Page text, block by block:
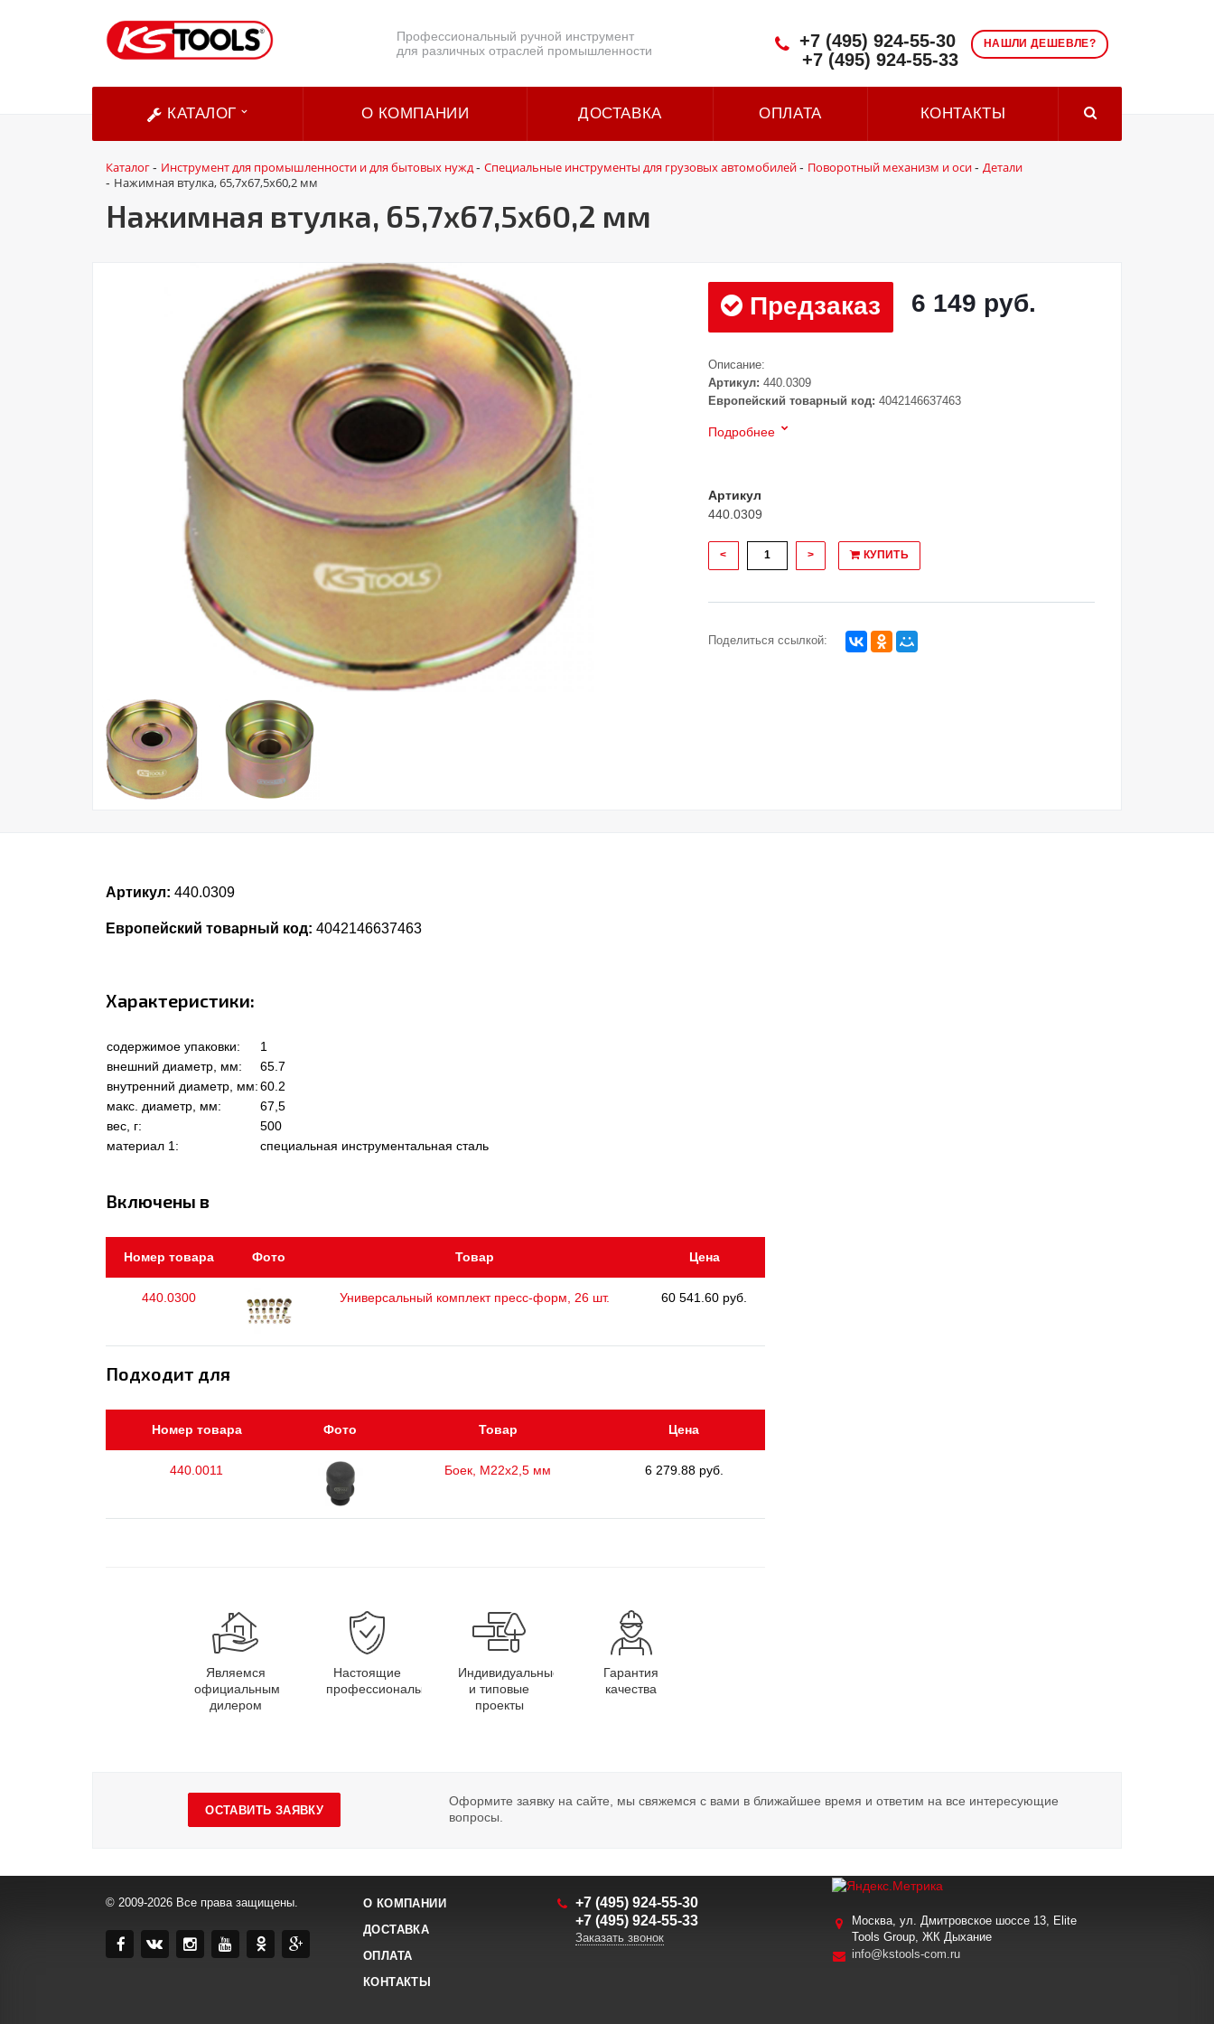
Профессиональный ручной инструмент
для различных отраслей промышленности
НАШЛИ ДЕШЕВЛЕ?
+7 (495) 924-55-30
+7 (495) 924-55-33
КАТАЛОГ О КОМПАНИИ ДОСТАВКА ОПЛАТА КОНТАКТЫ
Каталог- Инструмент для промышленности и для бытовых нужд- Специальные инструменты для грузовых автомобилей- Поворотный механизм и оси- Детали
- Нажимная втулка, 65,7x67,5x60,2 мм
Нажимная втулка, 65,7x67,5x60,2 мм
Предзаказ 6 149 руб.
Описание:
Артикул: 440.0309
Европейский товарный код: 4042146637463
Подробнее
Артикул
440.0309
< > КУПИТЬ
Поделиться ссылкой:
Артикул: 440.0309
Европейский товарный код: 4042146637463
Характеристики:
содержимое упаковки:
1
внешний диаметр, мм:
65.7
внутренний диаметр, мм:60.2
макс. диаметр, мм:
67,5
вес, г:
500
материал 1:
специальная инструментальная сталь
Включены в
Номер товара Фото Товар Цена
440.0300 Универсальный комплект пресс-форм, 26 шт. 60 541.60 руб.
Подходит для
Номер товара Фото Товар Цена
440.0011 Боек, М22х2,5 мм 6 279.88 руб.
Являемся
официальным
дилером
Настоящие
профессионалы
Индивидуальные
и типовые
проекты
Гарантия
качества
ОСТАВИТЬ ЗАЯВКУ
Оформите заявку на сайте, мы свяжемся с вами в ближайшее время и ответим на все интересующие
вопросы.
© 2009-2026 Все права защищены.
О КОМПАНИИ
ДОСТАВКА
ОПЛАТА
КОНТАКТЫ
+7 (495) 924-55-30
+7 (495) 924-55-33
Заказать звонок
Москва, ул. Дмитровское шоссе 13, Elite
Tools Group, ЖК Дыхание
info@kstools-com.ru